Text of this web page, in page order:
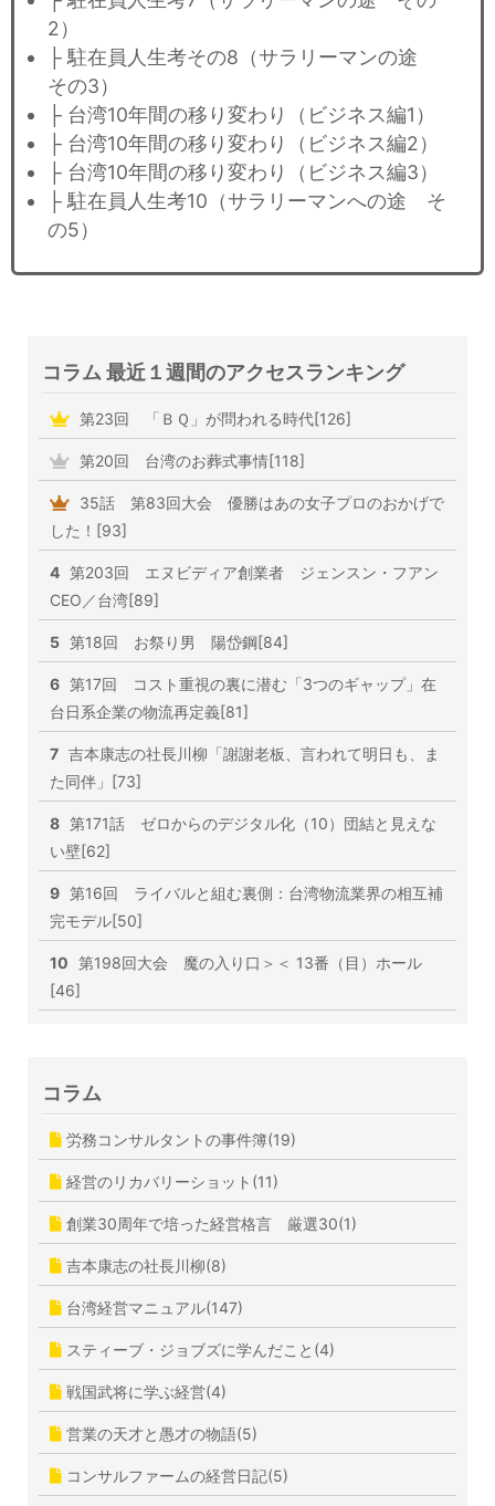
2）
├ 駐在員人生考その8（サラリーマンの途
その3）
├ 台湾10年間の移り変わり（ビジネス編1）
├ 台湾10年間の移り変わり（ビジネス編2）
├ 台湾10年間の移り変わり（ビジネス編3）
├ 駐在員人生考10（サラリーマンへの途 そ
の5）
コラム 最近１週間のアクセスランキング
第23回 「ＢＱ」が問われる時代[126]
第20回 台湾のお葬式事情[118]
35話 第83回大会 優勝はあの女子プロのおかげで
した！[93]
4 第203回 エヌビディア創業者 ジェンスン・フアン
CEO／台湾[89]
5 第18回 お祭り男 陽岱鋼[84]
6 第17回 コスト重視の裏に潜む「3つのギャップ」在
台日系企業の物流再定義[81]
7 吉本康志の社長川柳「謝謝老板、言われて明日も、ま
た同伴」[73]
8 第171話 ゼロからのデジタル化（10）団結と見えな
い壁[62]
9 第16回 ライバルと組む裏側：台湾物流業界の相互補
完モデル[50]
10 第198回大会 魔の入り口＞＜ 13番（目）ホール
[46]
コラム
労務コンサルタントの事件簿(19)
経営のリカバリーショット(11)
創業30周年で培った経営格言 厳選30(1)
吉本康志の社長川柳(8)
台湾経営マニュアル(147)
スティーブ・ジョブズに学んだこと(4)
戦国武将に学ぶ経営(4)
営業の天才と愚才の物語(5)
コンサルファームの経営日記(5)